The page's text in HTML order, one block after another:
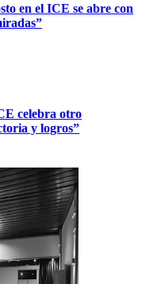
en el ICE se abre con
celebra otro
y logros”